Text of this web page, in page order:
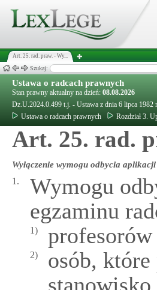
Art. 25. rad. praw. - Wy...
Szukaj:
Ustawa o radcach prawnych
Stan prawny aktualny na dzień: 08.08.2026
Dz.U.2024.0.499 t.j. - Ustawa z dnia 6 lipca 1982
Ustawa o radcach prawnych
Rozdział 3.
Art. 25. rad.
Wyłączenie wymogu odbycia
1.
Wymogu
egzaminu
1)
2)
osób,